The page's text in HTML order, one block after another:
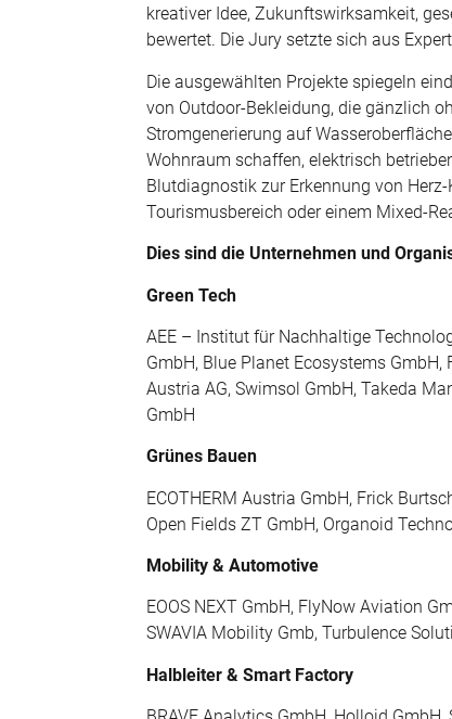
kreativer Idee, Zukunftswirksamkeit,
bewertet. Die Jury setzte sich aus
Die ausgewählten Projekte spiegeln
von Outdoor-Bekleidung, die gänzlich
Stromgenerierung auf
Wohnraum schaffen, elektrisch
Blutdiagnostik zur Erkennung von
Tourismusbereich oder einem Mixed-
Dies sind die Unternehmen und
Green Tech
AEE – Institut für Nachhaltige
GmbH, Blue Planet Ecosystems
Austria AG, Swimsol GmbH, Takeda
GmbH
Grünes Bauen
ECOTHERM Austria GmbH, Frick
Open Fields ZT GmbH, Organoid
Mobility & Automotive
EOOS NEXT GmbH, FlyNow Aviation
SWAVIA Mobility Gmb, Turbulence
Halbleiter & Smart Factory